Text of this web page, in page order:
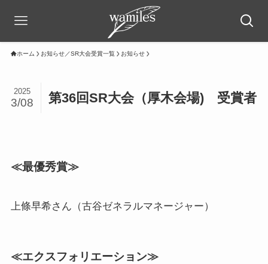
ホーム お知らせ／SR大会受賞一覧 お知らせ
第36回SR大会（厚木会場) 受賞者
2025
3/08
≪最優秀賞≫
上條早希さん（古谷ゼネラルマネージャー）
≪エクスフォリエーション≫